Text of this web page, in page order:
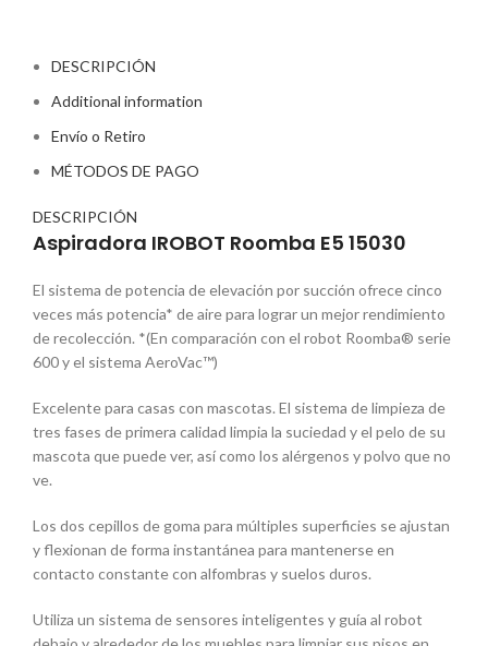
DESCRIPCIÓN
Additional information
Envío o Retiro
MÉTODOS DE PAGO
DESCRIPCIÓN
Aspiradora IROBOT Roomba E5 15030
El sistema de potencia de elevación por succión ofrece cinco
veces más potencia* de aire para lograr un mejor rendimiento
de recolección. *(En comparación con el robot Roomba® serie
600 y el sistema AeroVac™)
Excelente para casas con mascotas. El sistema de limpieza de
tres fases de primera calidad limpia la suciedad y el pelo de su
mascota que puede ver, así como los alérgenos y polvo que no
ve.
Los dos cepillos de goma para múltiples superficies se ajustan
y flexionan de forma instantánea para mantenerse en
contacto constante con alfombras y suelos duros.
Utiliza un sistema de sensores inteligentes y guía al robot